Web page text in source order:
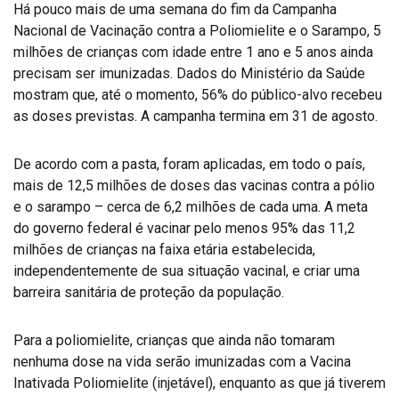
Há pouco mais de uma semana do fim da Campanha
Nacional de Vacinação contra a Poliomielite e o Sarampo, 5
milhões de crianças com idade entre 1 ano e 5 anos ainda
precisam ser imunizadas. Dados do Ministério da Saúde
mostram que, até o momento, 56% do público-alvo recebeu
as doses previstas. A campanha termina em 31 de agosto.
De acordo com a pasta, foram aplicadas, em todo o país,
mais de 12,5 milhões de doses das vacinas contra a pólio
e o sarampo – cerca de 6,2 milhões de cada uma. A meta
do governo federal é vacinar pelo menos 95% das 11,2
milhões de crianças na faixa etária estabelecida,
independentemente de sua situação vacinal, e criar uma
barreira sanitária de proteção da população.
Para a poliomielite, crianças que ainda não tomaram
nenhuma dose na vida serão imunizadas com a Vacina
Inativada Poliomielite (injetável), enquanto as que já tiverem